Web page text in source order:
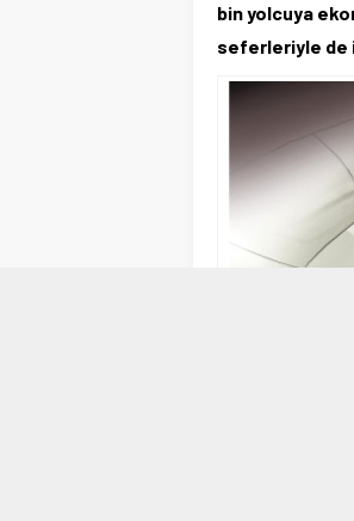
bin yolcuya
seferleriyle de